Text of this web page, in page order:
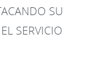
SU
SERVICIO